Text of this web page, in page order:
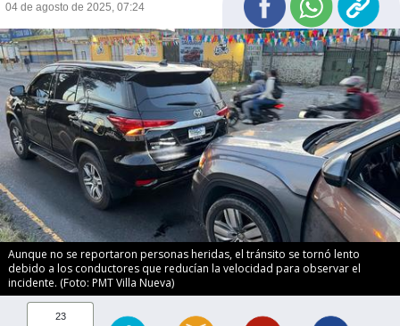
04 de agosto de 2025, 07:24
Aunque no se reportaron personas heridas, el tránsito se tornó lento
debido a los conductores que reducían la velocidad para observar el
incidente. (Foto: PMT Villa Nueva)
23